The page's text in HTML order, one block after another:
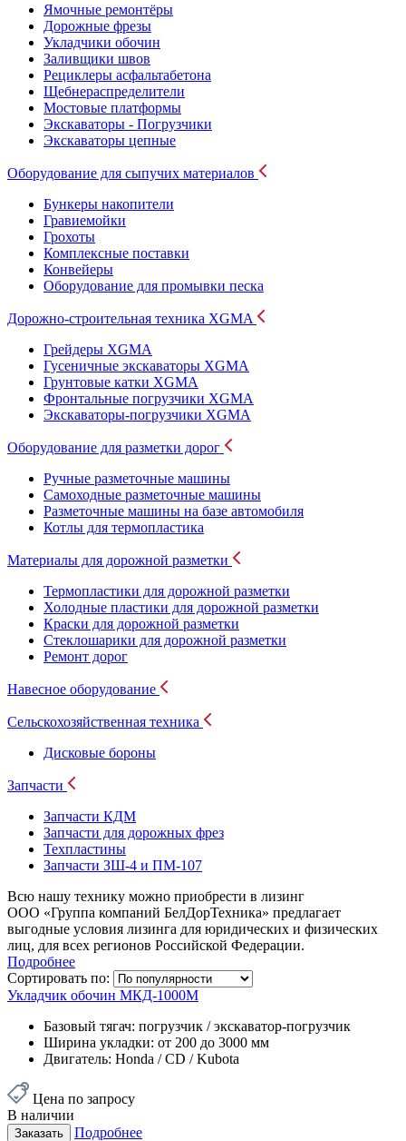
Ямочные ремонтёры
Дорожные фрезы
Укладчики обочин
Заливщики швов
Рециклеры асфальтабетона
Щебнераспределители
Мостовые платформы
Экскаваторы - Погрузчики
Экскаваторы цепные
Оборудование для сыпучих материалов
Бункеры накопители
Гравиемойки
Грохоты
Комплексные поставки
Конвейеры
Оборудование для промывки песка
Дорожно-строительная техника XGMA
Грейдеры XGMA
Гусеничные экскаваторы XGMA
Грунтовые катки XGMA
Фронтальные погрузчики XGMA
Экскаваторы-погрузчики XGMA
Оборудование для разметки дорог
Ручные разметочные машины
Самоходные разметочные машины
Разметочные машины на базе автомобиля
Котлы для термопластика
Материалы для дорожной разметки
Термопластики для дорожной разметки
Холодные пластики для дорожной разметки
Краски для дорожной разметки
Стеклошарики для дорожной разметки
Ремонт дорог
Навесное оборудование
Сельскохозяйственная техника
Дисковые бороны
Запчасти
Запчасти КДМ
Запчасти для дорожных фрез
Техпластины
Запчасти ЗШ-4 и ПМ-107
Всю нашу технику можно приобрести в лизинг
ООО «Группа компаний БелДорТехника» предлагает
выгодные условия лизинга для юридических и физических
лиц, для всех регионов Российской Федерации.
Подробнее
Сортировать по:
Укладчик обочин МКД-1000М
Базовый тягач: погрузчик / экскаватор-погрузчик
Ширина укладки: от 200 до 3000 мм
Двигатель: Honda / CD / Kubota
Цена по запросу
В наличии
Заказать
Подробнее